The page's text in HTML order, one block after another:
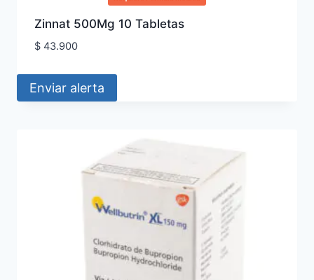
Zinnat 500Mg 10 Tabletas
$43.900
Enviar alerta